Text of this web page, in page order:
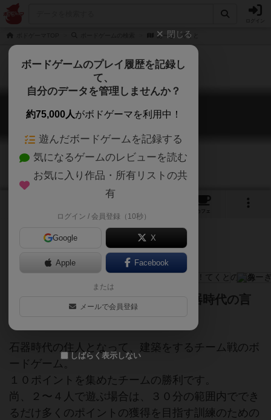
あーぎ！てくと
あーぎ！てくと
Aargh!Tect / Ugg-Tect
カフェ
棍棒を持って、ジェスチャーと石器時代の言
葉を使って遊ぶパーティーゲーム
石器時代の住人となって、建築をするチーム戦のボ
ードゲーム。
１０ポイントを集めたチームの勝利です。
尚、２〜４人で遊ぶ場合は、３０分の範囲内ででき
るだけ多くのポイントの獲得を目指す訓練のための
閉じる
ボードゲームのプレイ履歴を記録し
て、
自分のデータを管理しませんか？
約75,000人がボドゲーマを利用中！
遊んだボードゲームを記録する
気になるゲームのレビューを読む
お気に入り作品・所有リストの共
有
ログイン / 会員登録（10秒）
Google X
Apple Facebook
または
メールで会員登録
しばらく表示しない